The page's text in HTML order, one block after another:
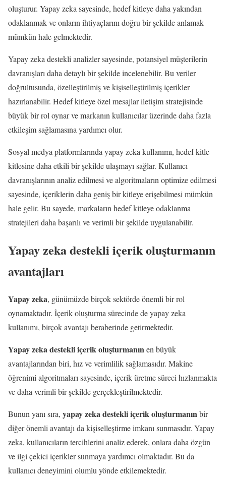
oluşturur. Yapay zeka sayesinde, hedef kitleye daha yakından
odaklanmak ve onların ihtiyaçlarını doğru bir şekilde anlamak
mümkün hale gelmektedir.
Yapay zeka destekli analizler sayesinde, potansiyel müşterilerin
davranışları daha detaylı bir şekilde incelenebilir. Bu veriler
doğrultusunda, özelleştirilmiş ve kişiselleştirilmiş içerikler
hazırlanabilir. Hedef kitleye özel mesajlar iletişim stratejisinde
büyük bir rol oynar ve markanın kullanıcılar üzerinde daha fazla
etkileşim sağlamasına yardımcı olur.
Sosyal medya platformlarında yapay zeka kullanımı, hedef kitle
kitlesine daha etkili bir şekilde ulaşmayı sağlar. Kullanıcı
davranışlarının analiz edilmesi ve algoritmaların optimize edilmesi
sayesinde, içeriklerin daha geniş bir kitleye erişebilmesi mümkün
hale gelir. Bu sayede, markaların hedef kitleye odaklanma
stratejileri daha başarılı ve verimli bir şekilde uygulanabilir.
Yapay zeka destekli içerik oluşturmanın
avantajları
Yapay zeka, günümüzde birçok sektörde önemli bir rol
oynamaktadır. İçerik oluşturma sürecinde de yapay zeka
kullanımı, birçok avantajı beraberinde getirmektedir.
Yapay zeka destekli içerik oluşturmanınen büyük
avantajlarından biri, hız ve verimlilik sağlamasıdır. Makine
öğrenimi algoritmaları sayesinde, içerik üretme süreci hızlanmakta
ve daha verimli bir şekilde gerçekleştirilmektedir.
Bunun yanı sıra, yapay zeka destekli içerik oluşturmanınbir
diğer önemli avantajı da kişiselleştirme imkanı sunmasıdır. Yapay
zeka, kullanıcıların tercihlerini analiz ederek, onlara daha özgün
ve ilgi çekici içerikler sunmaya yardımcı olmaktadır. Bu da
kullanıcı deneyimini olumlu yönde etkilemektedir.